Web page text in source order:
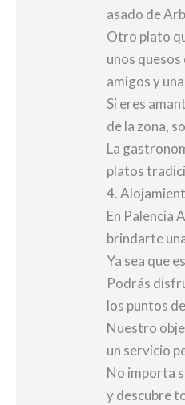
asado de
Otro plato
unos
amigos y
Si eres
de la zona,
La
platos
4.
En Palencia
brindarte
Ya sea que
Podrás
los puntos
Nuestro
un servicio
No importa
y descubre